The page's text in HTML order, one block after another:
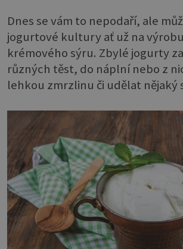
Dnes se vám to nepodaří, ale
jogurtové kultury ať už na
krémového sýru. Zbylé jogurty
různých těst, do náplní nebo z
lehkou zmrzlinu či udělat nějaký